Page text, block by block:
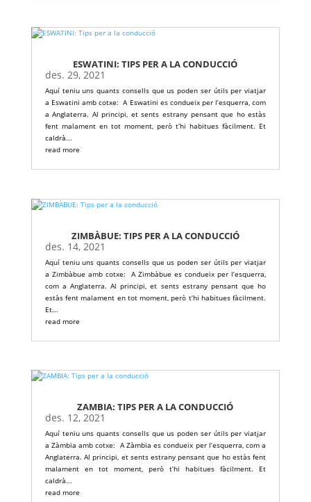
ESWATINI: TIPS PER A LA CONDUCCIÓ
des. 29, 2021
Aquí teniu uns quants consells que us poden ser útils per viatjar
a Eswatini amb cotxe: A Eswatini es condueix per l’esquerra, com
a Anglaterra. Al principi, et sents estrany pensant que ho estàs
fent malament en tot moment, però t’hi habitues fàcilment. Et
caldrà...
read more
ZIMBÀBUE: TIPS PER A LA CONDUCCIÓ
des. 14, 2021
Aquí teniu uns quants consells que us poden ser útils per viatjar
a Zimbàbue amb cotxe: A Zimbàbue es condueix per l’esquerra,
com a Anglaterra. Al principi, et sents estrany pensant que ho
estàs fent malament en tot moment, però t’hi habitues fàcilment.
Et...
read more
ZAMBIA: TIPS PER A LA CONDUCCIÓ
des. 12, 2021
Aquí teniu uns quants consells que us poden ser útils per viatjar
a Zàmbia amb cotxe: A Zàmbia es condueix per l’esquerra, com a
Anglaterra. Al principi, et sents estrany pensant que ho estàs fent
malament en tot moment, però t’hi habitues fàcilment. Et
caldrà...
read more